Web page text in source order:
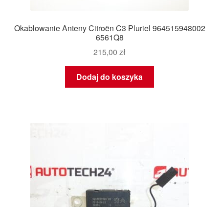
Okablowanie Anteny Citroën C3 Pluriel 964515948002
6561Q8
215,00 zł
Dodaj do koszyka